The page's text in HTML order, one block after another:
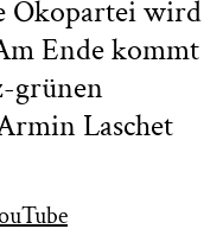
Ökopartei wird
Ende kommt
grünen
Laschet